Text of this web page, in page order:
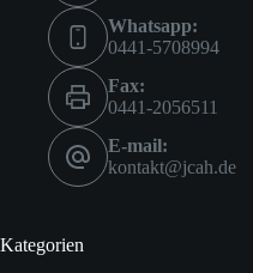
Whatsapp:
0441-5708994
Fax:
0441-2056511
E-mail:
kontakt@jcah.de
Kategorien